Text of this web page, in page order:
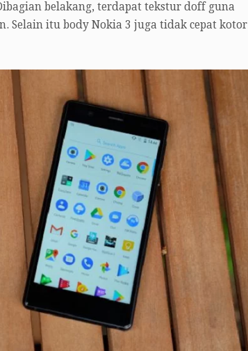
belakang, terdapat tekstur doff guna
Selain itu body Nokia 3 juga tidak cepat kotor